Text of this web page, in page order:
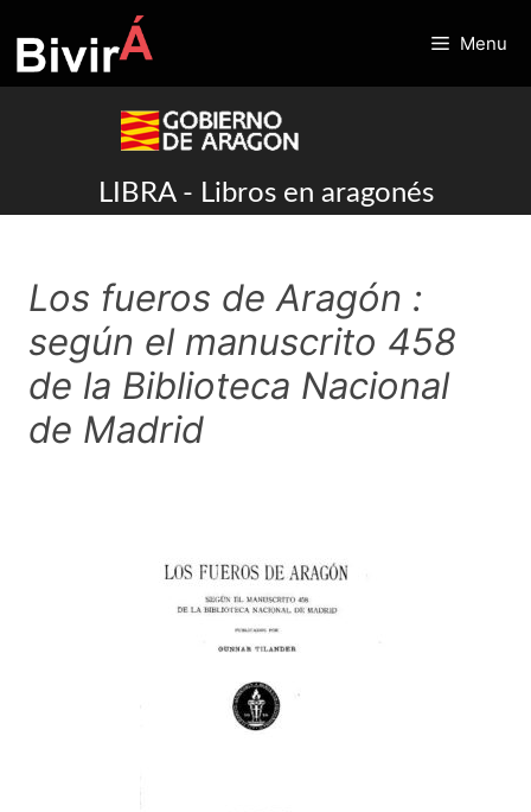
to
content
Menu
LIBRA - Libros en aragonés
Los fueros de Aragón :
según el manuscrito 458
de la Biblioteca Nacional
de Madrid